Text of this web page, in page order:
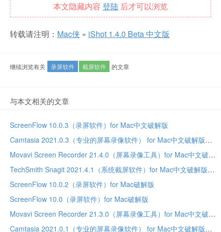
本文隐藏内容 登陆 后才可以浏览
转载请注明： Mac侠 » iShot 1.4.0 Beta 中文版
继续浏览有关 录屏软件 截屏软件 的文章
与本文相关的文章
ScreenFlow 10.0.3（录屏软件）for Mac中文破解版
Camtasia 2021.0.3（专业的屏幕录像软件） for Mac中文破解版
Movavi Screen Recorder 21.4.0（屏幕录像工具）for Mac中文破解版
TechSmith Snagit 2021.4.1（系统截屏软件）for Mac中文破解版
ScreenFlow 10.0.2（录屏软件）for Mac破解版
ScreenFlow 10.0（录屏软件）for Mac破解版
Movavi Screen Recorder 21.3.0（屏幕录像工具）for Mac中文破解版
Camtasia 2021.0.1（专业的屏幕录像软件） for Mac中文破解版